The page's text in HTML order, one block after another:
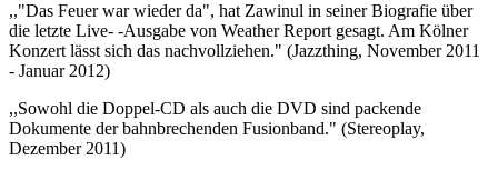
,,"Das Feuer war wieder da", hat Zawinul in seiner Biografie über
die letzte Live- -Ausgabe von Weather Report gesagt. Am Kölner
Konzert lässt sich das nachvollziehen." (Jazzthing, November 2011
- Januar 2012)
,,Sowohl die Doppel-CD als auch die DVD sind packende
Dokumente der bahnbrechenden Fusionband." (Stereoplay,
Dezember 2011)